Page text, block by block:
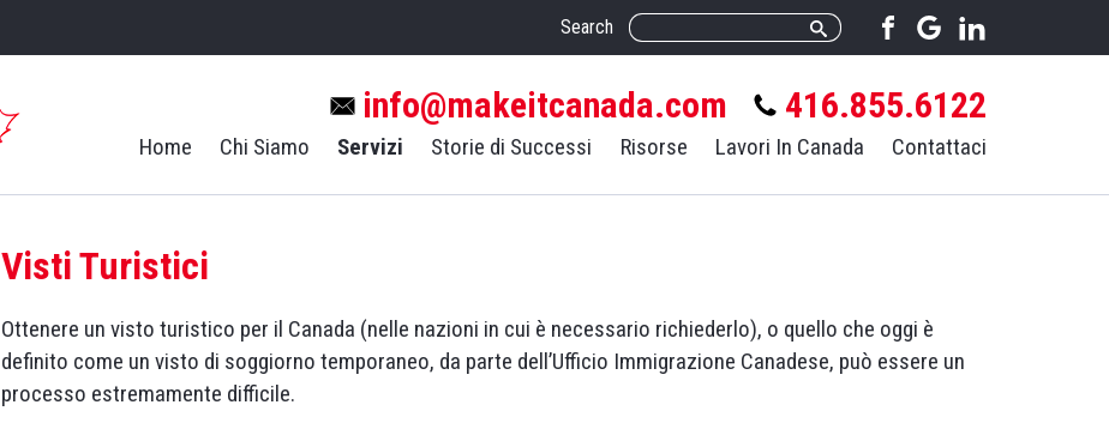
Search
info@makeitcanada.com 416.855.6122
Home Chi Siamo Servizi Storie di Successi Risorse Lavori In Canada Contattaci
Visti Turistici
Ottenere un visto turistico per il Canada (nelle nazioni in cui è necessario richiederlo), o quello che oggi è
definito come un visto di soggiorno temporaneo, da parte dell’Ufficio Immigrazione Canadese, può essere un
processo estremamente difficile.